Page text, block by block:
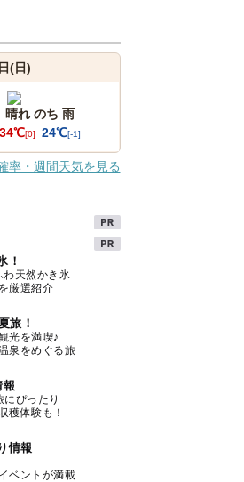
(日)
晴れ のち 雨
34℃[0] 24℃[-1]
率・週間天気を見る
！
わ天然かき氷
厳選紹介
旅！
光を満喫♪
泉をめぐる旅
報
ぴったり
穫体験も！
情報
ベントが満載